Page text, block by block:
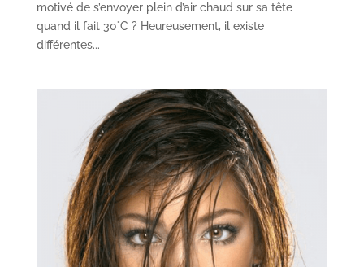
motivé de s’envoyer plein d’air chaud sur sa tête
quand il fait 30°C ? Heureusement, il existe
différentes...